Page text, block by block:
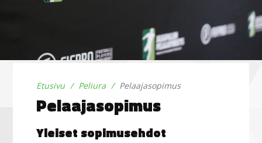
Etusivu Peliura Pelaajasopimus
Pelaajasopimus
Yleiset sopimusehdot